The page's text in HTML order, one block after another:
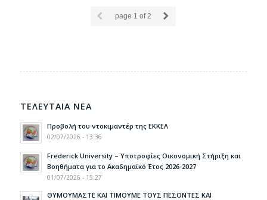
page 1 of 2
ΤΕΛΕΥΤΑΙΑ ΝΕΑ
Προβολή του ντοκιμαντέρ της ΕΚΚΕΛ
02/07/2026 - 13:36
Frederick University – Υποτροφίες Οικονομική Στήριξη και
Βοηθήματα για το Ακαδημαϊκό Έτος 2026-2027
01/07/2026 - 15:27
ΘΥΜΟΥΜΑΣΤΕ ΚΑΙ ΤΙΜΟΥΜΕ ΤΟΥΣ ΠΕΣΟΝΤΕΣ ΚΑΙ